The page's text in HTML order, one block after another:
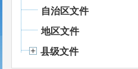
自治区文件
地区文件
县级文件